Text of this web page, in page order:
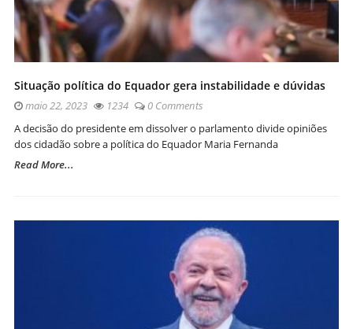
Situação política do Equador gera instabilidade e dúvidas
maio 22, 2023 1234
0 Comments
A decisão do presidente em dissolver o parlamento divide opiniões
dos cidadão sobre a política do Equador Maria Fernanda
Read More...